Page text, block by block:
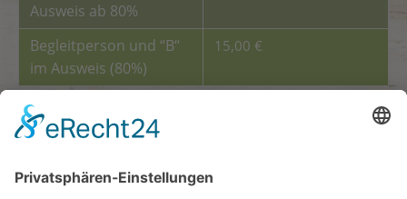
Ausweis ab 80%
Begleitperson und “B“
im Ausweis (80%)
15,00 €
Saisonkarte 2026
Erwachsene pro